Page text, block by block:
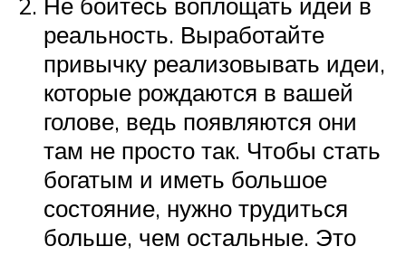
реальность. Выработайте
привычку реализовывать идеи,
которые рождаются в вашей
голове, ведь появляются они
там не просто так. Чтобы стать
богатым и иметь большое
состояние, нужно трудиться
больше, чем остальные. Это